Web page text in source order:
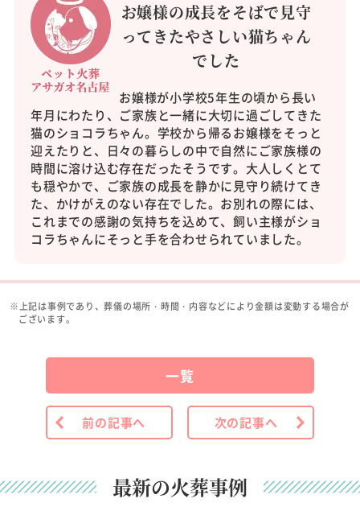
お嬢様の成長をそばで見守
ってきたやさしい猫ちゃん
でした
お嬢様が小学校5年生の頃から長い
年月にわたり、ご家族と一緒に大切に過ごしてきた
猫のショコラちゃん。学校から帰るお嬢様をそっと
迎えたりと、日々の暮らしの中で自然にご家族様の
時間に溶け込む存在だったそうです。大人しくとて
も穏やかで、ご家族の成長を静かに見守り続けてき
た、かけがえのない存在でした。お別れの際には、
これまでの感謝の気持ちを込めて、飼い主様がショ
コラちゃんにそっと手を合わせられていました。
※上記は事例であり、葬儀の場所・時間・内容などにより金額は変動する場合が
ございます。
前の記事へ
一覧
次の記事へ
最新の火葬事例